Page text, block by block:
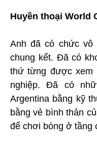
Huyền thoại World
Anh đã có chức vô
chung kết. Đã có
thứ từng được xem
nghiệp. Đã có
Argentina bằng kỹ
bằng vẻ bình thản
để chơi bóng ở tầng